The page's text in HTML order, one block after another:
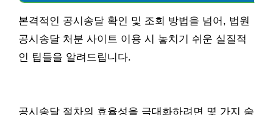
본격적인 공시송달 확인 및 조회 방법을 넘어, 법원
공시송달 처분 사이트 이용 시 놓치기 쉬운 실질적
인 팁들을 알려드립니다.
공시송달 절차의 효율성을 극대화하려면 몇 가지 숨